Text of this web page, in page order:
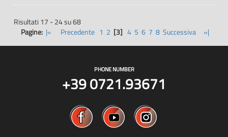
Risultati 17 - 24 su 68
Pagine: |« Precedente 1 2 [3] 4 5 6 7 8 Successiva »|
PHONE NUMBER
+39 0721.93671